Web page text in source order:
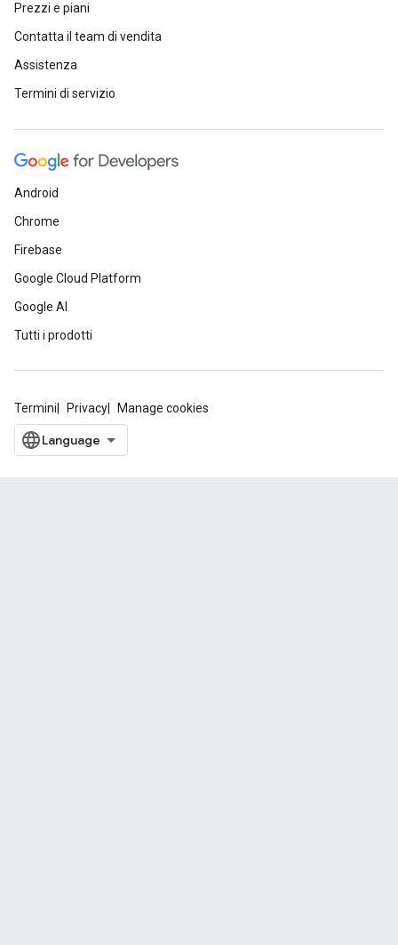
Prezzi e piani
Contatta il team di vendita
Assistenza
Termini di servizio
Android
Chrome
Firebase
Google Cloud Platform
Google AI
Tutti i prodotti
Termini Privacy Manage cookies